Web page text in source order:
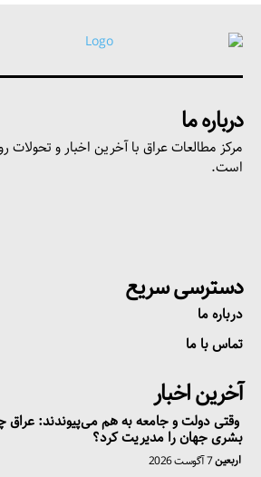
درباره ما
مرکز مطالعات عراق با آخرین اخبار و تحولات
است.
دسترسی سریع
درباره ما
تماس با ما
آخرین اخبار
وقتی دولت و جامعه به هم می‌پیوندند: عراق
بشری جهان را مدیریت کرد؟
اربعین7 آگوست 2026